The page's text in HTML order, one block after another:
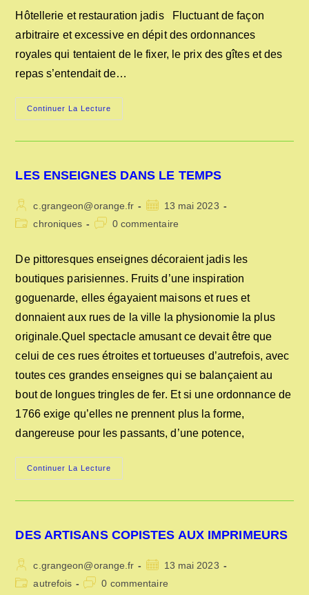
publication :
Hôtellerie et restauration jadis Fluctuant de façon
arbitraire et excessive en dépit des ordonnances
royales qui tentaient de le fixer, le prix des gîtes et des
repas s’entendait de…
Continuer La Lecture
ET
LES ENSEIGNES DANS LE TEMPS
Auteur/autrice
de
c.grangeon@orange.fr
Publication
publiée :
13 mai 2023
Postchroniques
Commentaires
publication :
0 commentaire
De pittoresques enseignes décoraient jadis les
boutiques parisiennes. Fruits d’une inspiration
goguenarde, elles égayaient maisons et rues et
donnaient aux rues de la ville la physionomie la plus
originale.Quel spectacle amusant ce devait être que
celui de ces rues étroites et tortueuses d’autrefois, avec
toutes ces grandes enseignes qui se balançaient au
bout de longues tringles de fer. Et si une ordonnance de
1766 exige qu’elles ne prennent plus la forme,
dangereuse pour les passants, d’une potence,
Continuer La Lecture
ENSEIGNES
DES ARTISANS COPISTES AUX IMPRIMEURS
Auteur/autrice
de
c.grangeon@orange.fr
Publication
publiée :
13 mai 2023
Postautrefois
Commentaires
0 commentaire